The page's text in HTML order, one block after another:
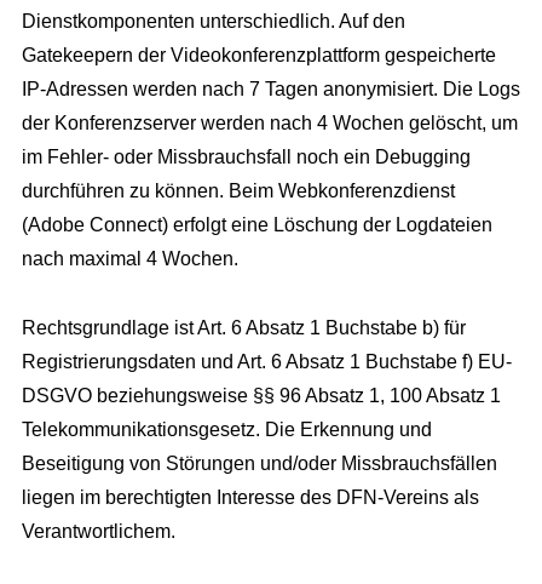
Dienstkomponenten unterschiedlich. Auf den
Gatekeepern der Videokonferenzplattform gespeicherte
IP-Adressen werden nach 7 Tagen anonymisiert. Die Logs
der Konferenzserver werden nach 4 Wochen gelöscht, um
im Fehler- oder Missbrauchsfall noch ein Debugging
durchführen zu können. Beim Webkonferenzdienst
(Adobe Connect) erfolgt eine Löschung der Logdateien
nach maximal 4 Wochen.
Rechtsgrundlage ist Art. 6 Absatz 1 Buchstabe b) für
Registrierungsdaten und Art. 6 Absatz 1 Buchstabe f) EU-
DSGVO beziehungsweise §§ 96 Absatz 1, 100 Absatz 1
Telekommunikationsgesetz. Die Erkennung und
Beseitigung von Störungen und/oder Missbrauchsfällen
liegen im berechtigten Interesse des DFN-Vereins als
Verantwortlichem.